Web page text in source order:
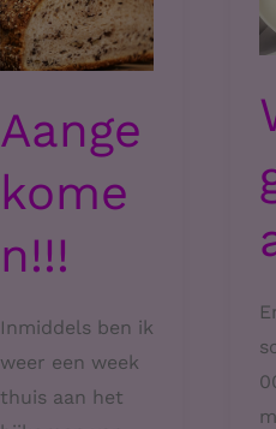
Aange
kome
n!!!
Inmiddels ben ik
weer een week
thuis aan het